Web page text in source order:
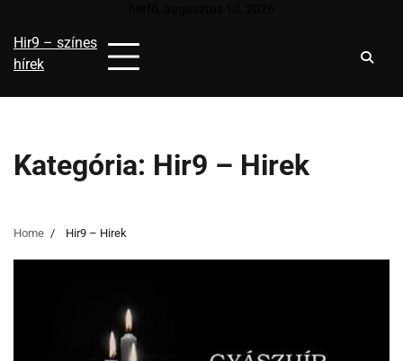
content
Hir9 – színes
hírek
Kategória: Hir9 – Hirek
Home Hir9 – Hirek